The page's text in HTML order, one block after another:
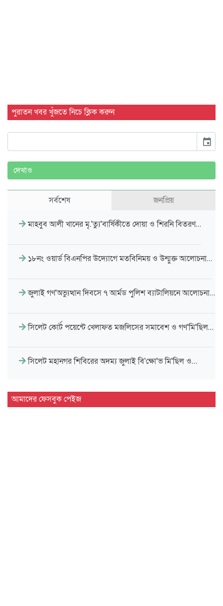
পুরাতন খবর খুঁজতে নিচে ক্লিক করুন
event
দেখাও
সর্বশেষ জনপ্রিয়
মাহবুব আলী খানের মৃ.'ত্যু'বার্ষিকীতে দোয়া ও শিরনি বিতরণ…
১৮নং ওয়ার্ড বিএনপির উদ্যোগে মতবিনিময় ও উন্মুক্ত আলোচনা…
জুলাই গণ'অভ্যুত্থান দিবসে ৭ আর্মড পুলিশ ব্যাটালিয়নে আলোচনা…
সিলেট কোর্ট পয়েন্টে খেলাফত মজলিসের সমাবেশ ও গণ'মি'ছিল…
সিলেট মহানগর শিবিরের অদম্য জুলাই বি'ক্ষো'ভ মি'ছিল ও…
অ'সুস্থ ব্যবসায়ী নেতা দিলওয়ার হোসেনকে দেখতে গেলেন
বাণিজ্য…
আমাদের ফেসবুক পেইজ